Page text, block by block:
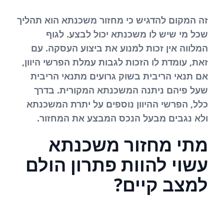
זה המקום להדגיש כי מחזור משכנתא הוא תהליך
שכל מי שיש לו משכנתא יכול לבצע. לגוף
המלווה אין זכות למנוע את ביצוע העסקה. עם
זאת, עומדת לו הזכות לגבות עמלת הפרשי היוון,
אם תנאי הריבית בשוק גרועים מתנאי הריבית
שעל פיהם ניתנה המשכנתא המקורית. בדרך
כלל, הפרשי ההיוון נוספים על יתרת המשכנתא
ולא נגבים מבעל הנכס המבצע את המחזור.
מתי מחזור משכנתא
עשוי להוות פתרון הולם
למצב קיים?